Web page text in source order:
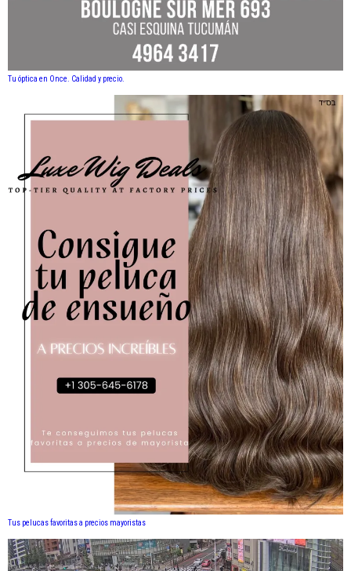
Tu óptica en Once. Calidad y precio.
Tus pelucas favoritas a precios mayoristas